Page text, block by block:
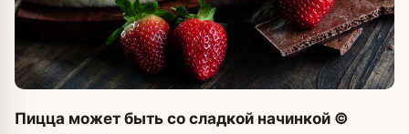
Пицца может быть со сладкой начинкой ©